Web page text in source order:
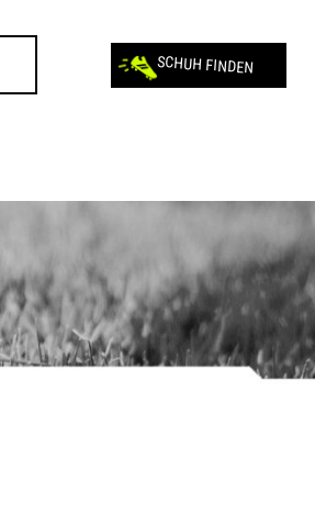
SCHUH FINDEN